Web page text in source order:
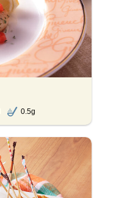
0.5g